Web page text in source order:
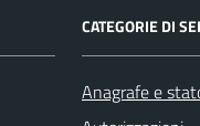
CATEGORIE DI
Anagrafe e